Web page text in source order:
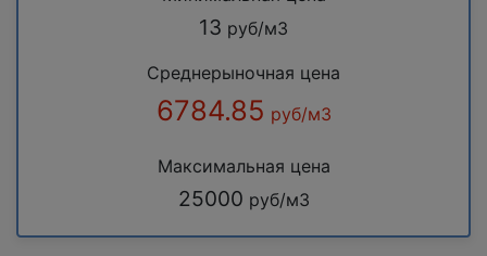
13 руб/м3
Среднерыночная цена
6784.85 руб/м3
Максимальная цена
25000 руб/м3